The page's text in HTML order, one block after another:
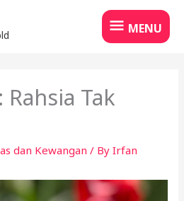
MENU
MENU
Tak
dan Kewangan / ByIrfan